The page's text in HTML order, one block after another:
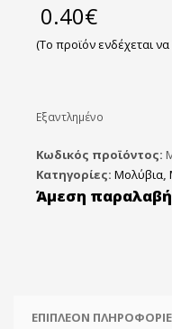
0.40€
(Το προϊόν ενδέχεται
Εξαντλημένο
Κωδικός προϊόντος:
Κατηγορίες: Μολύβια,
Άμεση
ΕΠΙΠΛΈΟΝ